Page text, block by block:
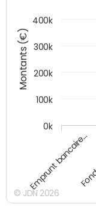
Montants (€)
Emprunt bancaire…
0k
100k
200k
300k
400k
© JDN 2026